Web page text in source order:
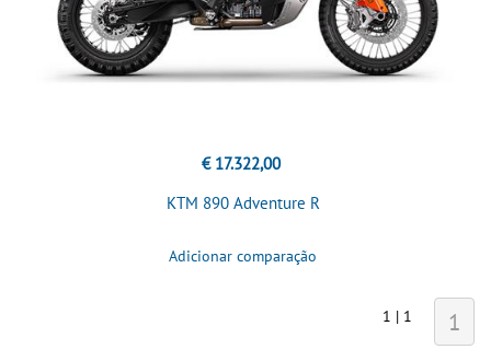
€ 17.322,00
KTM 890 Adventure R
Adicionar comparação
1 | 1 1